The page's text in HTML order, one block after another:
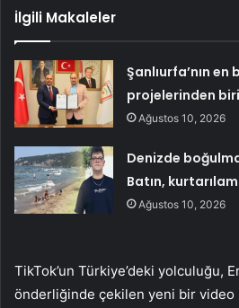
İlgili Makaleler
Şanlıurfa’nın
projelerinden
Ağustos 10, 2026
Denizde
Batın,
Ağustos 10, 2026
TikTok’un Türkiye’deki yolculuğu,
önderliğinde çekilen yeni bir video